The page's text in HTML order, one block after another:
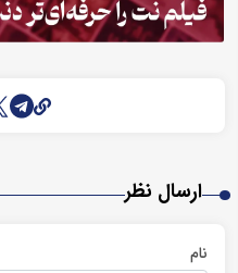
ارسال نظر
نام